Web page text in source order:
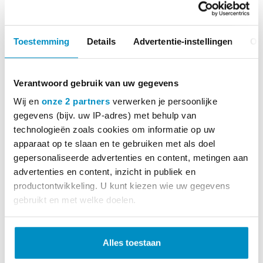
Toestemming Details Advertentie-instellingen
Verantwoord gebruik van uw gegevens
Wij en onze 2 partners verwerken je persoonlijke
gegevens (bijv. uw IP-adres) met behulp van
technologieën zoals cookies om informatie op uw
apparaat op te slaan en te gebruiken met als doel
gepersonaliseerde advertenties en content, metingen aan
advertenties en content, inzicht in publiek en
productontwikkeling. U kunt kiezen wie uw gegevens
gebruikt en met welke doelen.
Lees meer over hoe uw persoonlijke gegevens worden
verwerkt en stel uw voorkeuren in het
U kunt uw toestemming op elk moment wijzigen of
Alles toestaan